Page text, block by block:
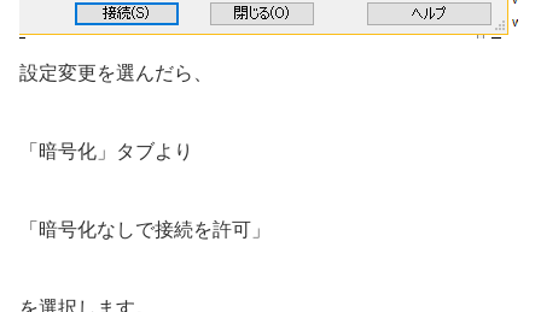
設定変更を選んだら、
「暗号化」タブより
「暗号化なしで接続を許可」
を選択します。